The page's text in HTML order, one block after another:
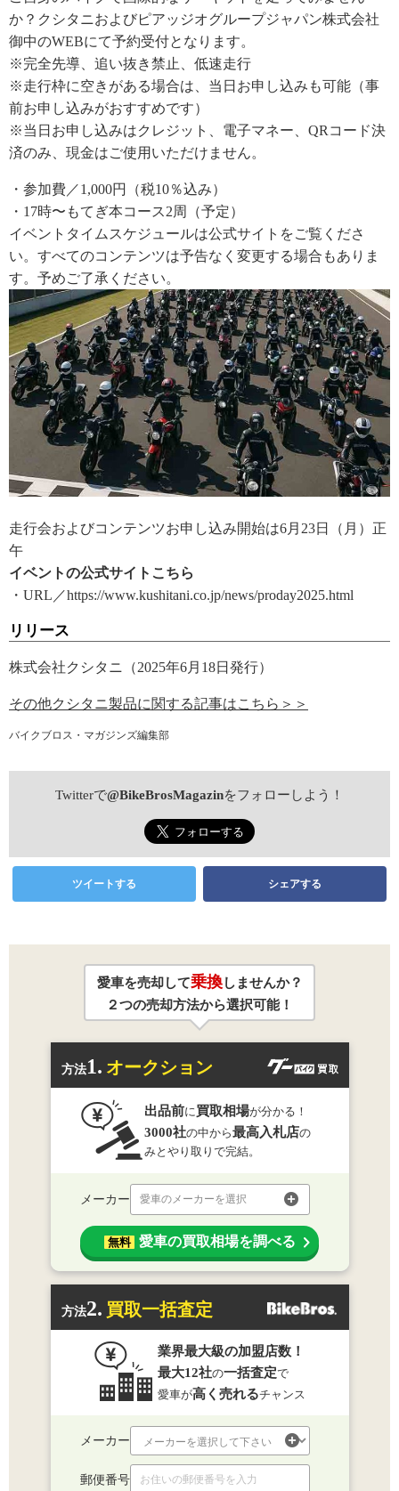
か？クシタニおよびピアッジオグループジャパン株式会社
御中のWEBにて予約受付となります。
※完全先導、追い抜き禁止、低速走行
※走行枠に空きがある場合は、当日お申し込みも可能（事
前お申し込みがおすすめです）
※当日お申し込みはクレジット、電子マネー、QRコード決
済のみ、現金はご使用いただけません。
・参加費／1,000円（税10％込み）
・17時〜もてぎ本コース2周（予定）
イベントタイムスケジュールは公式サイトをご覧くださ
い。すべてのコンテンツは予告なく変更する場合もありま
す。予めご了承ください。
走行会およびコンテンツお申し込み開始は6月23日（月）正
午
イベントの公式サイトこちら
・URL／https://www.kushitani.co.jp/news/proday2025.html
リリース
株式会社クシタニ（2025年6月18日発行）
その他クシタニ製品に関する記事はこちら＞＞
バイクブロス・マガジンズ編集部
Twitterで@BikeBrosMagazinをフォローしよう！
ツイートする シェアする
愛車を売却して乗換しませんか？
２つの売却方法から選択可能！
方法1. オークション
出品前に買取相場が分かる！
3000社の中から最高入札店の
みとやり取りで完結。
メーカー 愛車のメーカーを選択
無料 愛車の買取相場を調べる
方法2. 買取一括査定
業界最大級の加盟店数！
最大12社の一括査定で
愛車が高く売れるチャンス
メーカー
郵便番号